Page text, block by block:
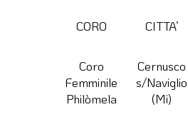
CORO CITTA’
Coro
Femminile
Philòmela
Cernusco
s/Naviglio
(Mi)